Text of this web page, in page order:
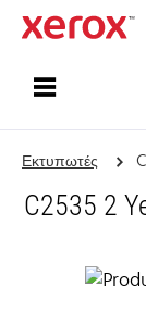
Εκτυπωτές
C2535 2